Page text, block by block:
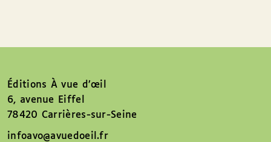
Éditions À vue d’œil
6, avenue Eiffel
78420 Carrières-sur-Seine
infoavo@avuedoeil.fr